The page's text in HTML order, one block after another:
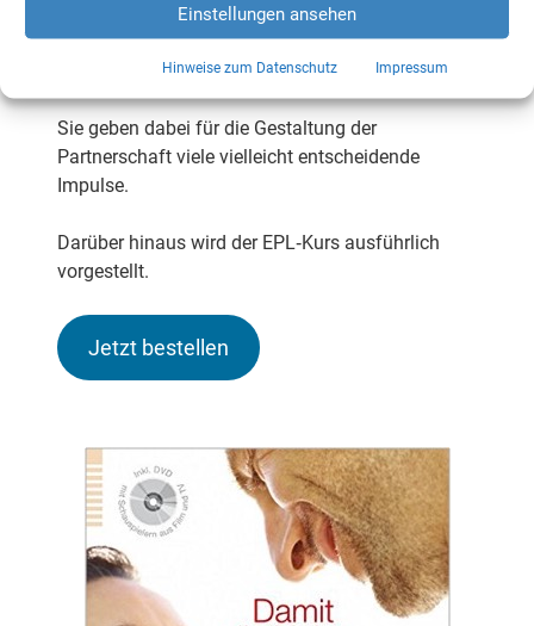
Einstellungen ansehen
Hinweise zum Datenschutz Impressum
Die Autoren zeigen Fallen und Stolpersteine im
Gesprächsverlauf und beschreiben, wie sie
aufgespürt und vermieden werden können.
Sie geben dabei für die Gestaltung der
Partnerschaft viele vielleicht entscheidende
Impulse.
Darüber hinaus wird der EPL‐Kurs ausführlich
vorgestellt.
Jetzt bestellen